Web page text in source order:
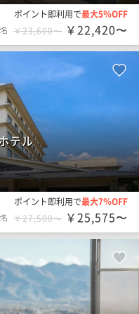
ポイント即利用で最大5％OFF
￥23,600〜 ￥22,420〜
テル
ポイント即利用で最大7％OFF
￥27,500〜 ￥25,575〜